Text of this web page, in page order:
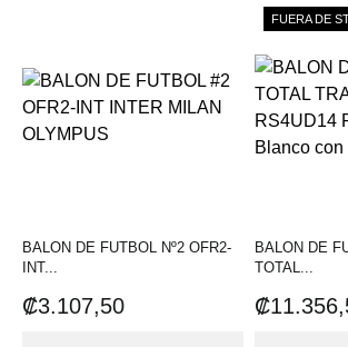
BALON DE FUTBOL Nº2 OFR2-
INT...
Precio
₡3.107,50
BALON DE
TOTAL...
Precio
FUERA DE